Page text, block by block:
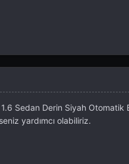
Sedan Derin Siyah Otomatik
yardımcı olabiliriz.